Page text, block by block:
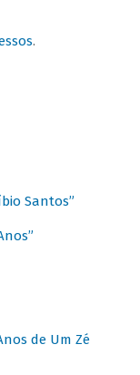
.
Santos”
de Um Zé